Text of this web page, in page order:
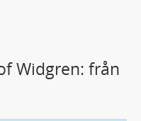
Widgren: från
och regissörer, E - G
och regissörer, H
och regissörer, I - K
skådespelare och regissörer, L
och regissörer, M - R
och regissörer, S